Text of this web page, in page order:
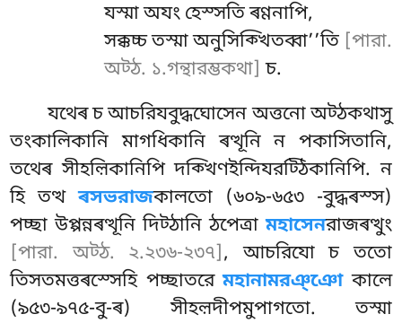
যস্মা অযং হেস্সতি ৰণ্ণনাপি,
সক্কচ্চ তস্মা অনুসিক্খিতব্বা’’তি [পারা.
অট্ঠ. ১.গন্থারম্ভকথা] চ.
যথেৰ চ আচরিযবুদ্ধঘোসেন অত্তনো অট্ঠকথাসু
তংকালিকানি মাগধিকানি ৰত্থূনি ন পকাসিতানি,
তথেৰ সীহল়িকানিপি দক্খিণইন্দিযরট্ঠিকানিপি. ন
হি তত্থৰসভরাজকালতো (৬০৯-৬৫৩ -বুদ্ধৰস্স)
পচ্ছা উপ্পন্নৰত্থূনি দিট্ঠানি ঠপেত্ৰামহাসেনরাজৰত্থুং
[পারা. অট্ঠ. ২.২৩৬-২৩৭] , আচরিযো চ ততো
তিসতমত্তৰস্সেহি পচ্ছাতরেমহানামরঞ্ঞোকালে
(৯৫৩-৯৭৫-বু-ৰ) সীহল়দীপমুপাগতো. তস্মা